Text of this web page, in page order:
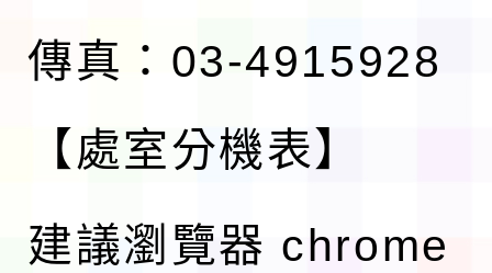
傳真：03-4915928
【處室分機表】
建議瀏覽器 chrome